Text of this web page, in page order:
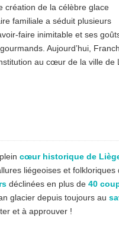
création de la célèbre glace
familiale a séduit plusieurs
faire inimitable et ses
Aujourd’hui,
au cœur de la ville de
cœur historique de
liégeoises et folkloriques
déclinées en plus de 40
glacier depuis toujours au
et à approuver !